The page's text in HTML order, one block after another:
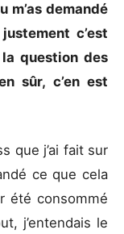
m’as demandé
c’est
question des
sûr, c’en est
que j’ai fait sur
ce que cela
été consommé
j’entendais le